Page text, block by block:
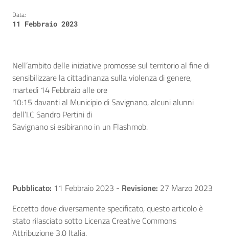
Data:
11 Febbraio 2023
Nell’ambito delle iniziative promosse sul territorio al fine di
sensibilizzare la cittadinanza sulla violenza di genere,
martedì 14 Febbraio alle ore
10:15 davanti al Municipio di Savignano, alcuni alunni
dell’I.C Sandro Pertini di
Savignano si esibiranno in un Flashmob.
Pubblicato: 11 Febbraio 2023 - Revisione: 27 Marzo 2023
Eccetto dove diversamente specificato, questo articolo è
stato rilasciato sotto Licenza Creative Commons
Attribuzione 3.0 Italia.